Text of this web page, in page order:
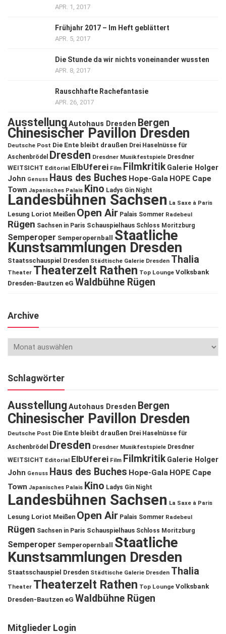
APR. 1, 2017
Frühjahr 2017 – Im Heft geblättert
APR. 5, 2017
Die Stunde da wir nichts voneinander wussten
APR. 8, 2017
Rauschhafte Rachefantasie
APR. 26, 2017
Ausstellung Autohaus Dresden Bergen
Chinesischer Pavillon Dresden
Deutsche Post Die Ente bleibt draußen Drei Haselnüsse für
Aschenbrödel
Dresden Dresdner Musikfestspiele Dresdner
WEITSICHT Editorial ElbUferei Film Filmkritik Galerie Holger
John Genuss Haus des Buches Hope-Gala HOPE Cape
Town Japanisches Palais Kino Ladys Gin Night
Landesbühnen Sachsen La Saxe à Paris
Lesung Loriot Meißen Open Air Palais Sommer Radebeul
Rügen Sachsen in Paris Schauspielhaus Schloss Moritzburg
Semperoper Semperopernball Staatliche
Kunstsammlungen Dresden
Staatsschauspiel Dresden Städtische Galerie Dresden Thalia
Theater Theaterzelt Rathen Top Lounge Volksbank
Dresden-Bautzen eG Waldbühne Rügen
Archive
Schlagwörter
Ausstellung Autohaus Dresden Bergen
Chinesischer Pavillon Dresden
Deutsche Post Die Ente bleibt draußen Drei Haselnüsse für
Aschenbrödel
Dresden Dresdner Musikfestspiele Dresdner
WEITSICHT Editorial ElbUferei Film Filmkritik Galerie Holger
John Genuss Haus des Buches Hope-Gala HOPE Cape
Town Japanisches Palais Kino Ladys Gin Night
Landesbühnen Sachsen La Saxe à Paris
Lesung Loriot Meißen Open Air Palais Sommer Radebeul
Rügen Sachsen in Paris Schauspielhaus Schloss Moritzburg
Semperoper Semperopernball
Staatliche
Kunstsammlungen Dresden
Staatsschauspiel Dresden Städtische Galerie Dresden Thalia
Theater Theaterzelt Rathen Top Lounge Volksbank
Dresden-Bautzen eG Waldbühne Rügen
Mitglieder Login